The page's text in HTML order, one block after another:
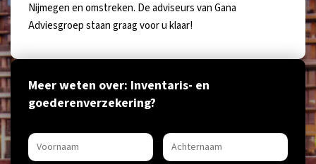
Nijmegen en omstreken. De adviseurs van Gana
Adviesgroep staan graag voor u klaar!
Meer weten over: Inventaris- en
goederenverzekering?